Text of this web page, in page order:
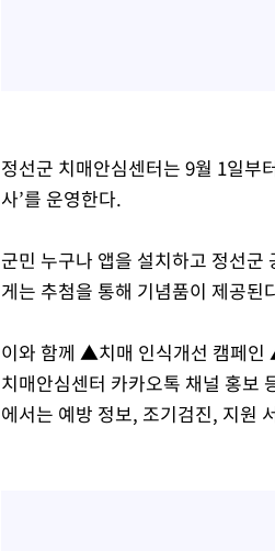
정선군 치매안심센터는 9월 1일부
사’를 운영한다.
군민 누구나 앱을 설치하고 정선군
게는 추첨을 통해 기념품이 제공된
이와 함께 ▲치매 인식개선 캠페
치매안심센터 카카오톡 채널 홍보
에서는 예방 정보, 조기검진, 지원